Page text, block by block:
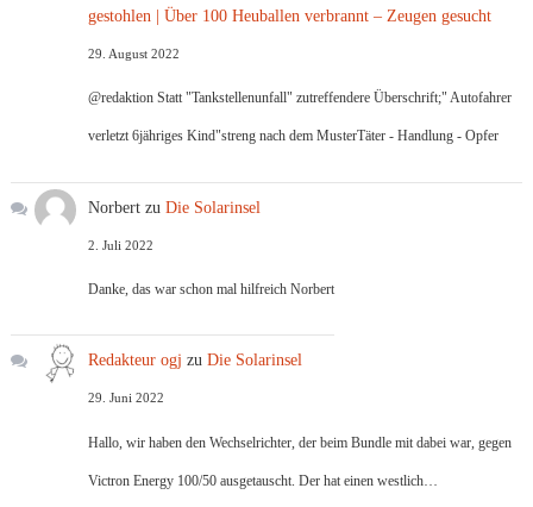
gestohlen | Über 100 Heuballen verbrannt – Zeugen gesucht
29. August 2022
@redaktion Statt "Tankstellenunfall" zutreffendere Überschrift;" Autofahrer
verletzt 6jähriges Kind"streng nach dem MusterTäter - Handlung - Opfer
Norbert zuDie Solarinsel
2. Juli 2022
Danke, das war schon mal hilfreich Norbert
Redakteur ogj zuDie Solarinsel
29. Juni 2022
Hallo, wir haben den Wechselrichter, der beim Bundle mit dabei war, gegen
Victron Energy 100/50 ausgetauscht. Der hat einen westlich…